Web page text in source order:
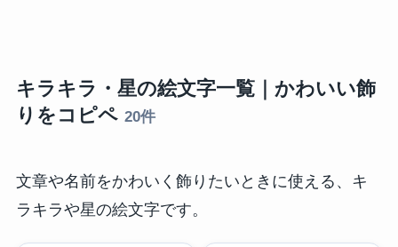
キラキラ・星の絵文字一覧｜かわいい飾
りをコピペ 20件
文章や名前をかわいく飾りたいときに使える、キ
ラキラや星の絵文字です。